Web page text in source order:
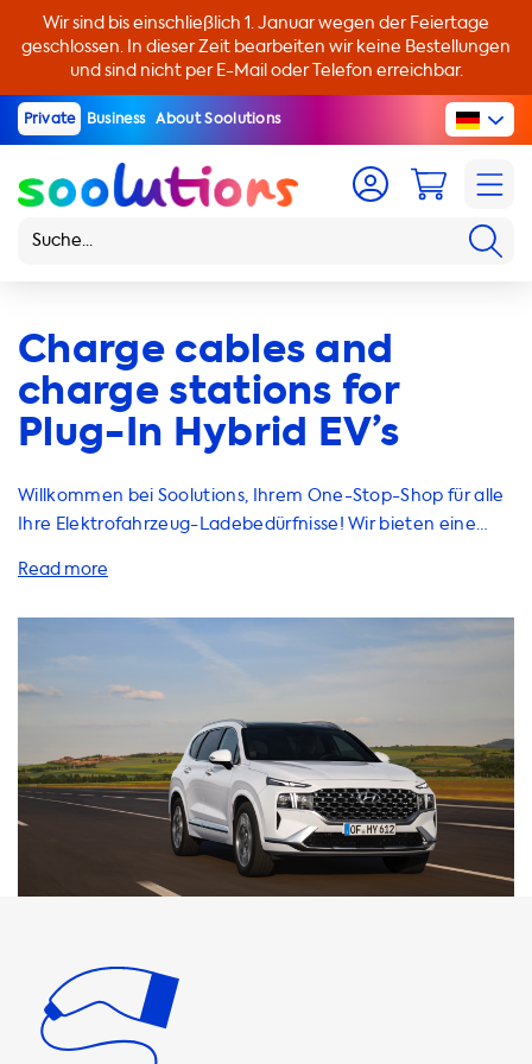
Wir sind bis einschließlich 1. Januar wegen der Feiertage
geschlossen. In dieser Zeit bearbeiten wir keine Bestellungen
und sind nicht per E-Mail oder Telefon erreichbar.
Private Business About Soolutions
Charge cables and
charge stations for
Plug-In Hybrid EV’s
Willkommen bei Soolutions, Ihrem One-Stop-Shop für alle
Ihre Elektrofahrzeug-Ladebedürfnisse! Wir bieten eine
das Laden Ihres Elektrofahrzeugs so einfach und bequem
bieten eine maximale Ladeleistung von 22 kW, abhängig
beachten Sie, dass Ihr Elektrofahrzeug niemals schneller
als diese maximale Ladeleistung an einer AC-Ladestation
laden kann. Wenn Sie eine Ladestation mit einer höheren
Ladeleistung als Ihr Fahrzeug kaufen, wird Ihr Fahrzeug
immer noch nur mit der maximalen Ladeleistung laden.
Wir bieten auch eine breite Palette von Ladekabeln,
Adaptern und Zubehör an, um das Laden Ihres
Elektrofahrzeugs noch einfacher zu gestalten. Unsere
bieten auch tragbare Ladegeräte an, die Sie unterwegs
verwenden können, sowie Zubehör wie Wandhalterungen
und Taschen, um Ihre Ladeausrüstung sicher und